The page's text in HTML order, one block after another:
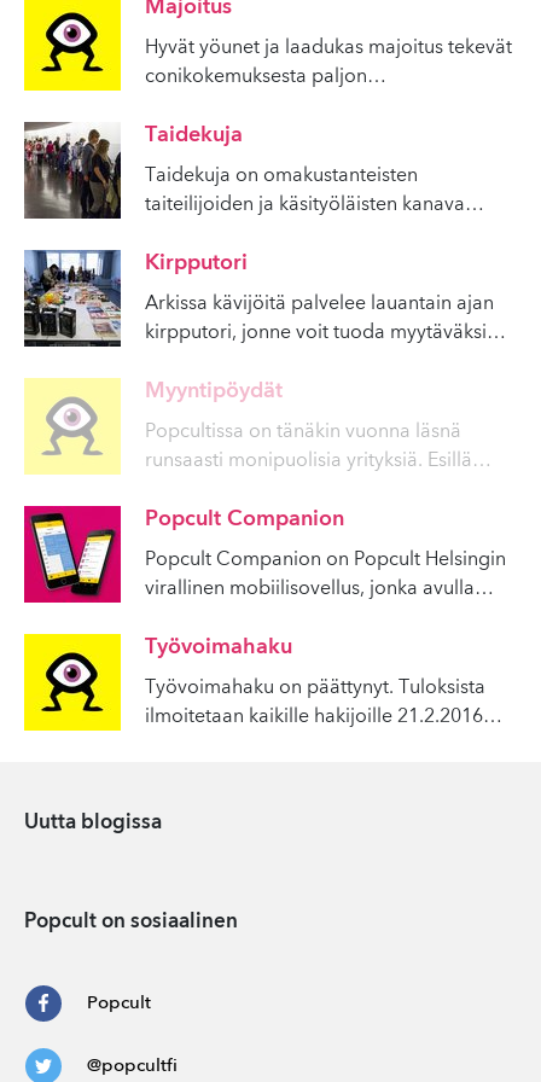
Majoitus
Hyvät yöunet ja laadukas majoitus tekevät
conikokemuksesta paljon…
Taidekuja
Taidekuja on omakustanteisten
taiteilijoiden ja käsityöläisten kanava…
Kirpputori
Arkissa kävijöitä palvelee lauantain ajan
kirpputori, jonne voit tuoda myytäväksi…
Myyntipöydät
Popcultissa on tänäkin vuonna läsnä
runsaasti monipuolisia yrityksiä. Esillä …
Popcult Companion
Popcult Companion on Popcult Helsingin
virallinen mobiilisovellus, jonka avulla…
Työvoimahaku
Työvoimahaku on päättynyt. Tuloksista
ilmoitetaan kaikille hakijoille 21.2.2016…
Uutta blogissa
Popcult on sosiaalinen
Popcult
@popcultfi